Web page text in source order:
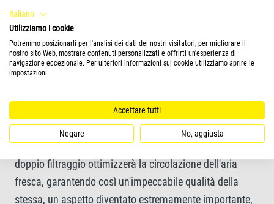
utilizzabili in maniera flessibile per incontri riservati,
sessioni di formazione e altri eventi ufficiali. Infine, per
favorire la comunicazione interna e offrire ai dipendenti
uno spazio in cui condividere i momenti di pausa, alla
Oltre che dai nuovi uffici a pianta aperta, il benessere dei
dipendenti risulterà notevolmente migliorato anche dalla
sostituzione dell'impianto di aerazione. Un sistema a
doppio filtraggio ottimizzerà la circolazione dell'aria
fresca, garantendo così un'impeccabile qualità della
stessa, un aspetto diventato estremamente importante,
italiano
Utilizziamo i cookie
Potremmo posizionarli per l'analisi dei dati dei nostri visitatori, per migliorare il
nostro sito Web, mostrare contenuti personalizzati e offrirti un'esperienza di
navigazione eccezionale. Per ulteriori informazioni sui cookie utilizziamo aprire le
impostazioni.
Accettare tutti
Negare No, aggiusta